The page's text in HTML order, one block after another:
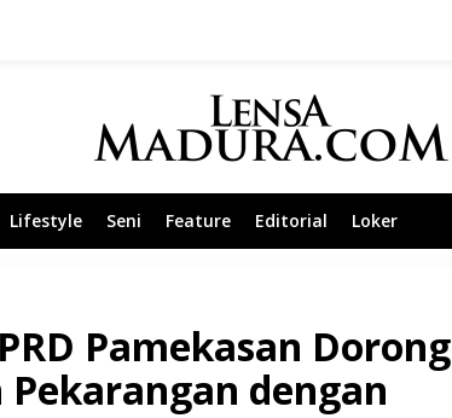
Lifestyle Seni Feature Editorial Loker
Pamekasan Dorong
dengan